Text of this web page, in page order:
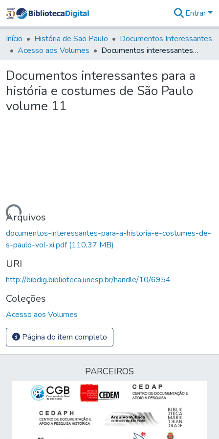
&
Coleções
Tudo na
Digital
Estatísticas
Entrar
Início História de São Paulo
Documentos Interessantes
Acesso aos Volumes
Documentos interessantes para a história e costumes de São Paulo volume 11
Documentos interessantes para a
história e costumes de São Paulo
volume 11
Arquivos
documentos-interessantes-para-a-historia-e-costumes-de-
s-paulo-vol-xi.pdf(110,37 MB)
URI
http://bibdig.biblioteca.unesp.br/handle/10/6954
Coleções
Acesso aos Volumes
Página do item completo
PARCEIROS